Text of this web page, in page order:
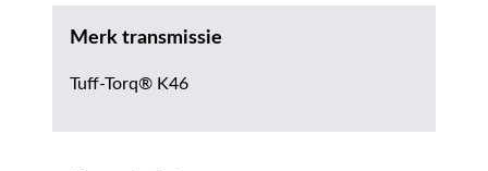
Merk transmissie
Tuff-Torq® K46